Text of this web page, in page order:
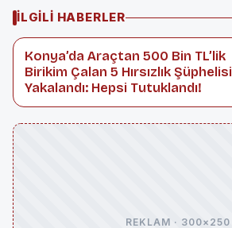
İLGILI HABERLER
Konya’da Araçtan 500 Bin TL’lik
Birikim Çalan 5 Hırsızlık Şüphelisi
Yakalandı: Hepsi Tutuklandı!
REKLAM · 300×250